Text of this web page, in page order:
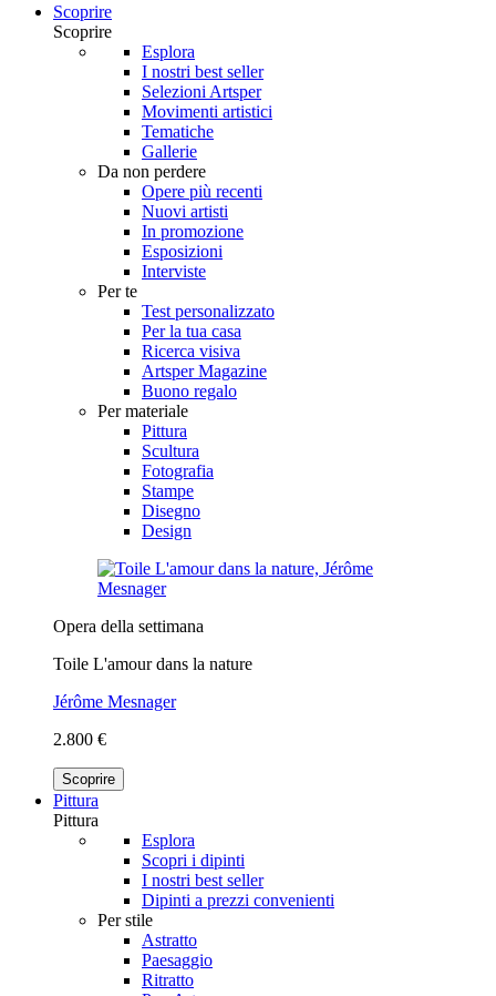
Scoprire
Scoprire
Esplora
I nostri best seller
Selezioni Artsper
Movimenti artistici
Tematiche
Gallerie
Da non perdere
Opere più recenti
Nuovi artisti
In promozione
Esposizioni
Interviste
Per te
Test personalizzato
Per la tua casa
Ricerca visiva
Artsper Magazine
Buono regalo
Per materiale
Pittura
Scultura
Fotografia
Stampe
Disegno
Design
Opera della settimana
Toile L'amour dans la nature
Jérôme Mesnager
2.800 €
Scoprire
Pittura
Pittura
Esplora
Scopri i dipinti
I nostri best seller
Dipinti a prezzi convenienti
Per stile
Astratto
Paesaggio
Ritratto